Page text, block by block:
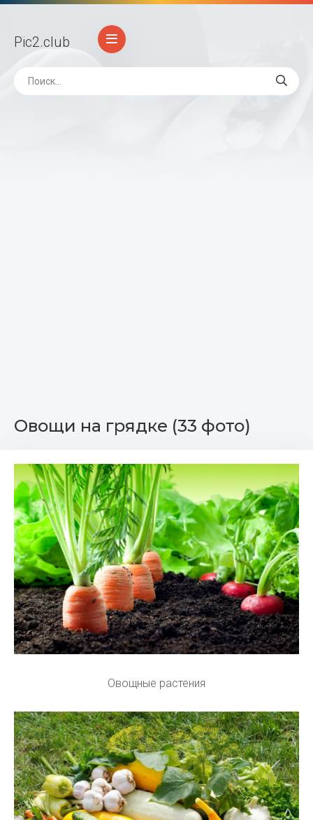
Pic2.club
Овощи на грядке (33 фото)
Овощные растения